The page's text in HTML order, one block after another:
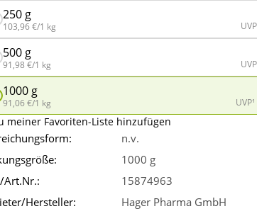
250 g
103,96 €/1 kg
500 g
91,98 €/1 kg
1000 g
91,06 €/1 kg UVP¹
meiner Favoriten-Liste hinzufügen
n.v.
1000 g
Art.Nr.:
15874963
Hersteller:
Hager Pharma GmbH